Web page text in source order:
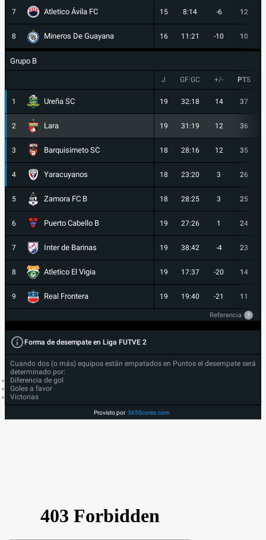
7 Atletico Ávila FC 15 8:14 -6 12
8 Mineros De Guayana 16 11:21 -10 10
Grupo B
J GF:GC +/- PTS
1 Ureña SC 19 32:18 14 37
2 Lara 19 31:19 12 36
3 Barquisimeto SC 18 28:16 12 35
4 Yaracuyanos 18 23:20 3 26
5 Zamora FC B 18 28:25 3 25
6 Puerto Cabello B 19 27:26 1 24
7 Inter de Barinas 19 38:42 -4 23
8 Atletico El Vigia 19 17:37 -20 14
9 Real Frontera 19 19:40 -21 11
Referencia ?
Forma de desempate en Liga FUTVE 2
Cuando dos (o más) equipos están empatados en Puntos el desempate será
determinado por:
Diferencia de gol
Goles a favor
Victorias
Provisto por 365Scores.com